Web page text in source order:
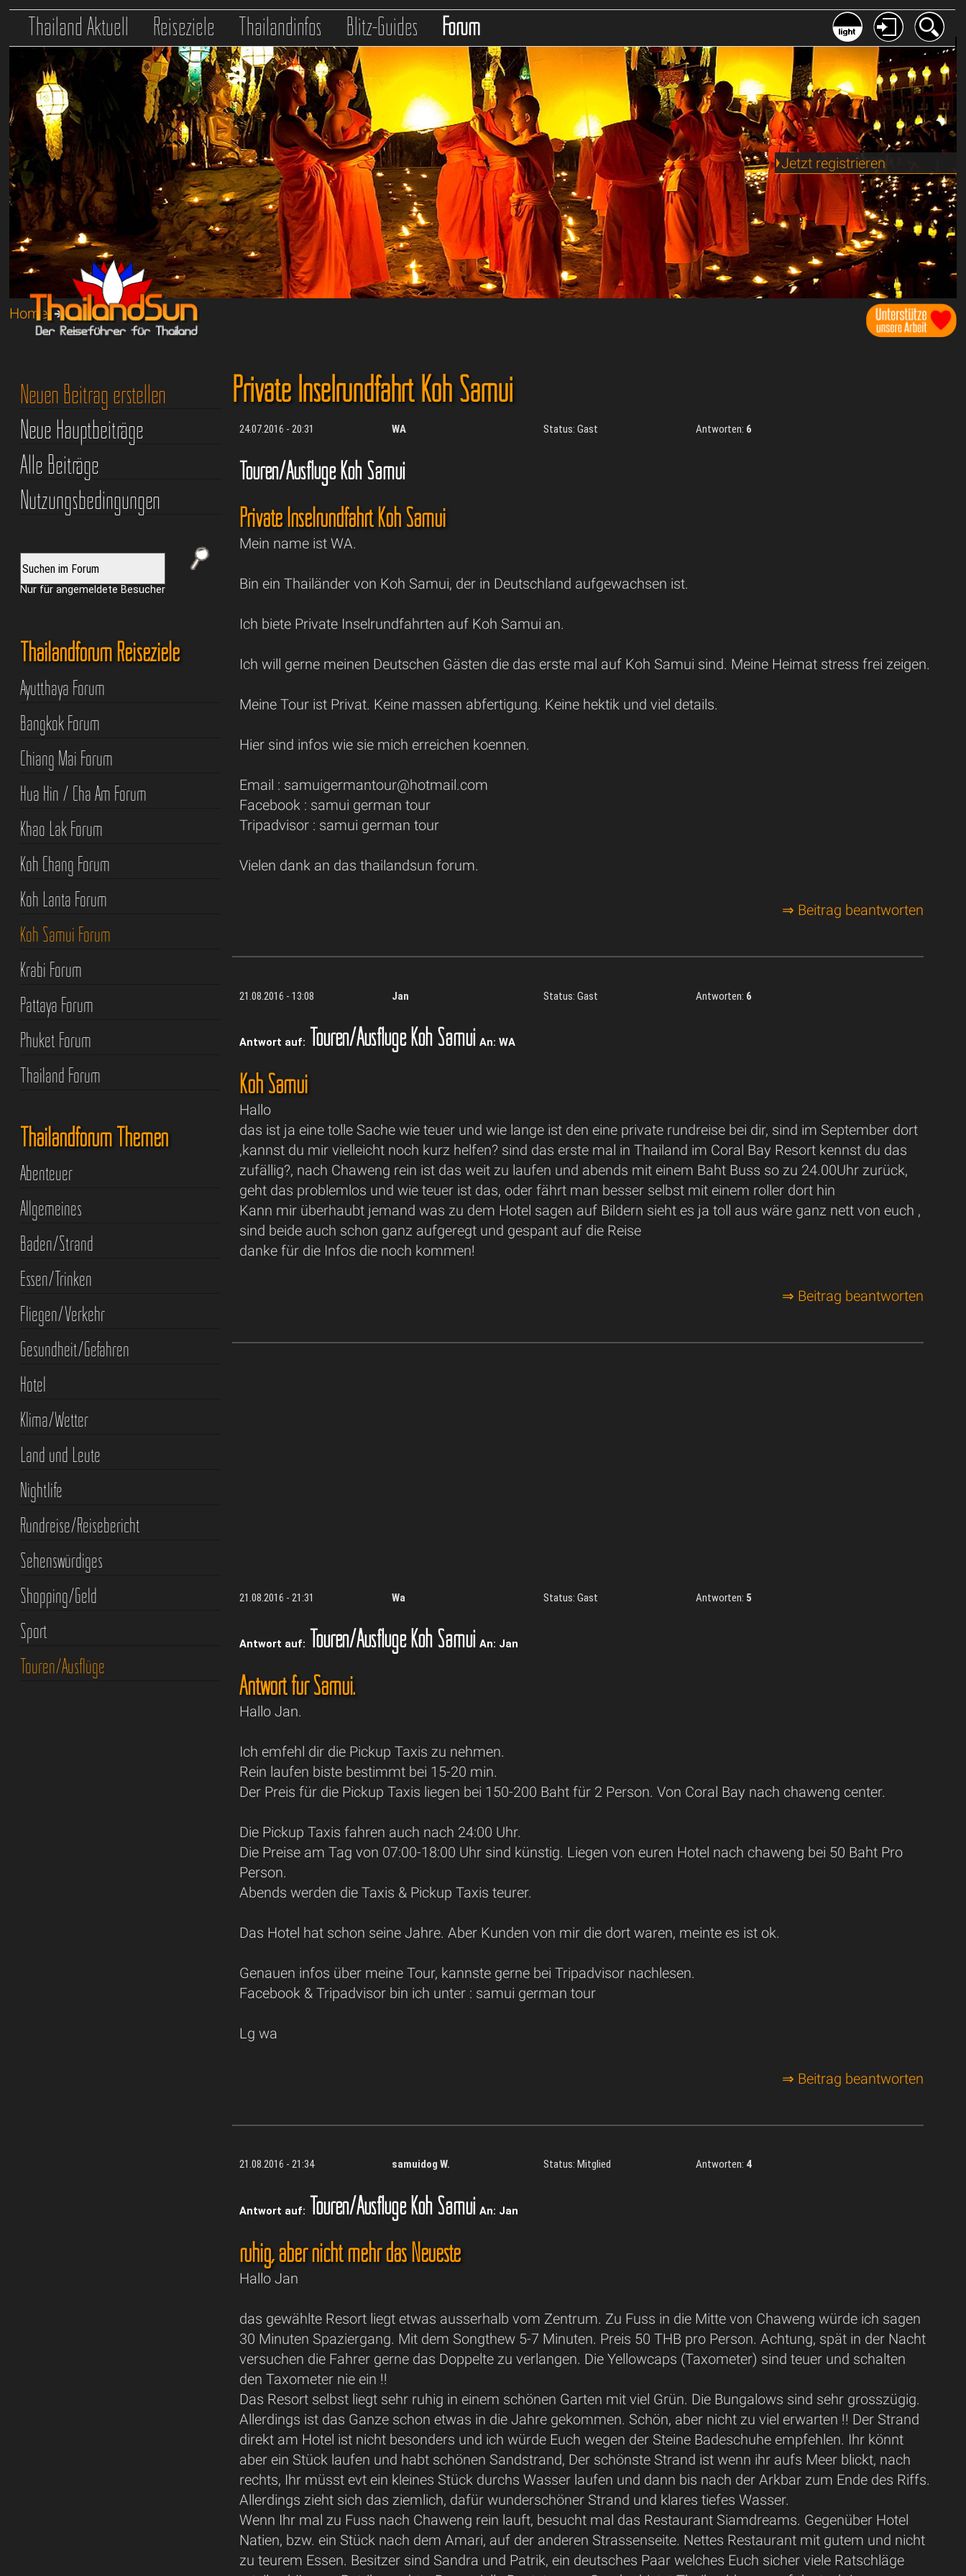
Thailand Aktuell Reiseziele Thailandinfos Blitz-Guides Forum
Jetzt registrieren
Home➔
Private Inselrundfahrt Koh Samui
24.07.2016 - 20:31 WA Status: Gast Antworten: 6
Touren/Ausflüge Koh Samui
Private Inselrundfahrt Koh Samui
Mein name ist WA.
Bin ein Thailänder von Koh Samui, der in Deutschland aufgewachsen ist.
Ich biete Private Inselrundfahrten auf Koh Samui an.
Ich will gerne meinen Deutschen Gästen die das erste mal auf Koh Samui sind. Meine Heimat stress frei zeigen.
Meine Tour ist Privat. Keine massen abfertigung. Keine hektik und viel details.
Hier sind infos wie sie mich erreichen koennen.
Email : samuigermantour@hotmail.com
Facebook : samui german tour
Tripadvisor : samui german tour
Vielen dank an das thailandsun forum.
⇒ Beitrag beantworten
21.08.2016 - 13:08 Jan Status: Gast Antworten: 6
Antwort auf: Touren/Ausflüge Koh SamuiAn: WA
Koh Samui
Hallo
das ist ja eine tolle Sache wie teuer und wie lange ist den eine private rundreise bei dir, sind im September dort
,kannst du mir vielleicht noch kurz helfen? sind das erste mal in Thailand im Coral Bay Resort kennst du das
zufällig?, nach Chaweng rein ist das weit zu laufen und abends mit einem Baht Buss so zu 24.00Uhr zurück,
geht das problemlos und wie teuer ist das, oder fährt man besser selbst mit einem roller dort hin
Kann mir überhaubt jemand was zu dem Hotel sagen auf Bildern sieht es ja toll aus wäre ganz nett von euch ,
sind beide auch schon ganz aufgeregt und gespant auf die Reise
danke für die Infos die noch kommen!
⇒ Beitrag beantworten
21.08.2016 - 21:31 Wa Status: Gast Antworten: 5
Antwort auf: Touren/Ausflüge Koh SamuiAn: Jan
Antwort für Samui.
Hallo Jan.
Ich emfehl dir die Pickup Taxis zu nehmen.
Rein laufen biste bestimmt bei 15-20 min.
Der Preis für die Pickup Taxis liegen bei 150-200 Baht für 2 Person. Von Coral Bay nach chaweng center.
Die Pickup Taxis fahren auch nach 24:00 Uhr.
Die Preise am Tag von 07:00-18:00 Uhr sind künstig. Liegen von euren Hotel nach chaweng bei 50 Baht Pro
Person.
Abends werden die Taxis & Pickup Taxis teurer.
Das Hotel hat schon seine Jahre. Aber Kunden von mir die dort waren, meinte es ist ok.
Genauen infos über meine Tour, kannste gerne bei Tripadvisor nachlesen.
Facebook & Tripadvisor bin ich unter : samui german tour
Lg wa
⇒ Beitrag beantworten
21.08.2016 - 21:34 samuidog W. Status: Mitglied Antworten: 4
Antwort auf: Touren/Ausflüge Koh SamuiAn: Jan
ruhig, aber nicht mehr das Neueste
Hallo Jan
das gewählte Resort liegt etwas ausserhalb vom Zentrum. Zu Fuss in die Mitte von Chaweng würde ich sagen
30 Minuten Spaziergang. Mit dem Songthew 5-7 Minuten. Preis 50 THB pro Person. Achtung, spät in der Nacht
versuchen die Fahrer gerne das Doppelte zu verlangen. Die Yellowcaps (Taxometer) sind teuer und schalten
den Taxometer nie ein !!
Das Resort selbst liegt sehr ruhig in einem schönen Garten mit viel Grün. Die Bungalows sind sehr grosszügig.
Allerdings ist das Ganze schon etwas in die Jahre gekommen. Schön, aber nicht zu viel erwarten !! Der Strand
direkt am Hotel ist nicht besonders und ich würde Euch wegen der Steine Badeschuhe empfehlen. Ihr könnt
aber ein Stück laufen und habt schönen Sandstrand, Der schönste Strand ist wenn ihr aufs Meer blickt, nach
rechts, Ihr müsst evt ein kleines Stück durchs Wasser laufen und dann bis nach der Arkbar zum Ende des Riffs.
Allerdings zieht sich das ziemlich, dafür wunderschöner Strand und klares tiefes Wasser.
Wenn Ihr mal zu Fuss nach Chaweng rein lauft, besucht mal das Restaurant Siamdreams. Gegenüber Hotel
Natien, bzw. ein Stück nach dem Amari, auf der anderen Strassenseite. Nettes Restaurant mit gutem und nicht
zu teurem Essen. Besitzer sind Sandra und Patrik, ein deutsches Paar welches Euch sicher viele Ratschläge
Neuen Beitrag erstellen
Neue Hauptbeiträge
Alle Beiträge
Nutzungsbedingungen
Nur für angemeldete Besucher
Thailandforum Reiseziele
Ayutthaya Forum
Bangkok Forum
Chiang Mai Forum
Hua Hin / Cha Am Forum
Khao Lak Forum
Koh Chang Forum
Koh Lanta Forum
Koh Samui Forum
Krabi Forum
Pattaya Forum
Phuket Forum
Thailand Forum
Thailandforum Themen
Abenteuer
Allgemeines
Baden/Strand
Essen/Trinken
Fliegen/Verkehr
Gesundheit/Gefahren
Hotel
Klima/Wetter
Land und Leute
Nightlife
Rundreise/Reisebericht
Sehenswürdiges
Shopping/Geld
Sport
Touren/Ausflüge